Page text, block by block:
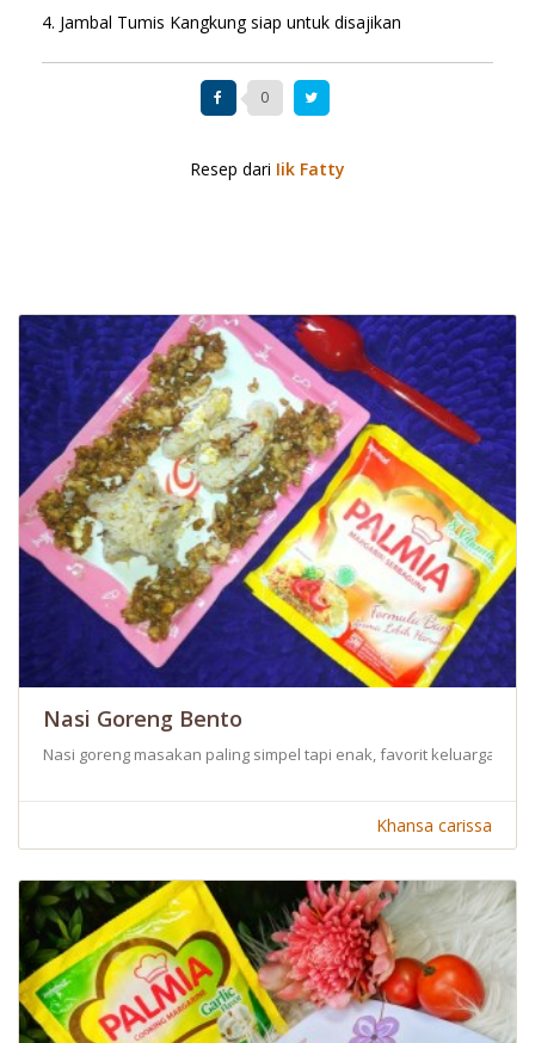
4. Jambal Tumis Kangkung siap untuk disajikan
0
Resep dari Iik Fatty
Nasi Goreng Bento
Nasi goreng masakan paling simpel tapi enak, favorit keluarga
Khansa carissa